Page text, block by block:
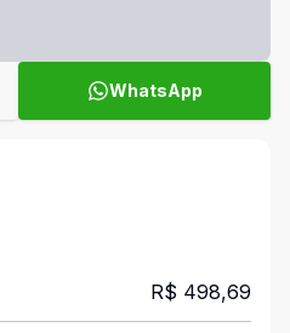
WhatsApp
R$ 498,69